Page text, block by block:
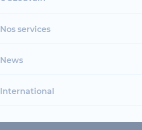
Nos services
News
International